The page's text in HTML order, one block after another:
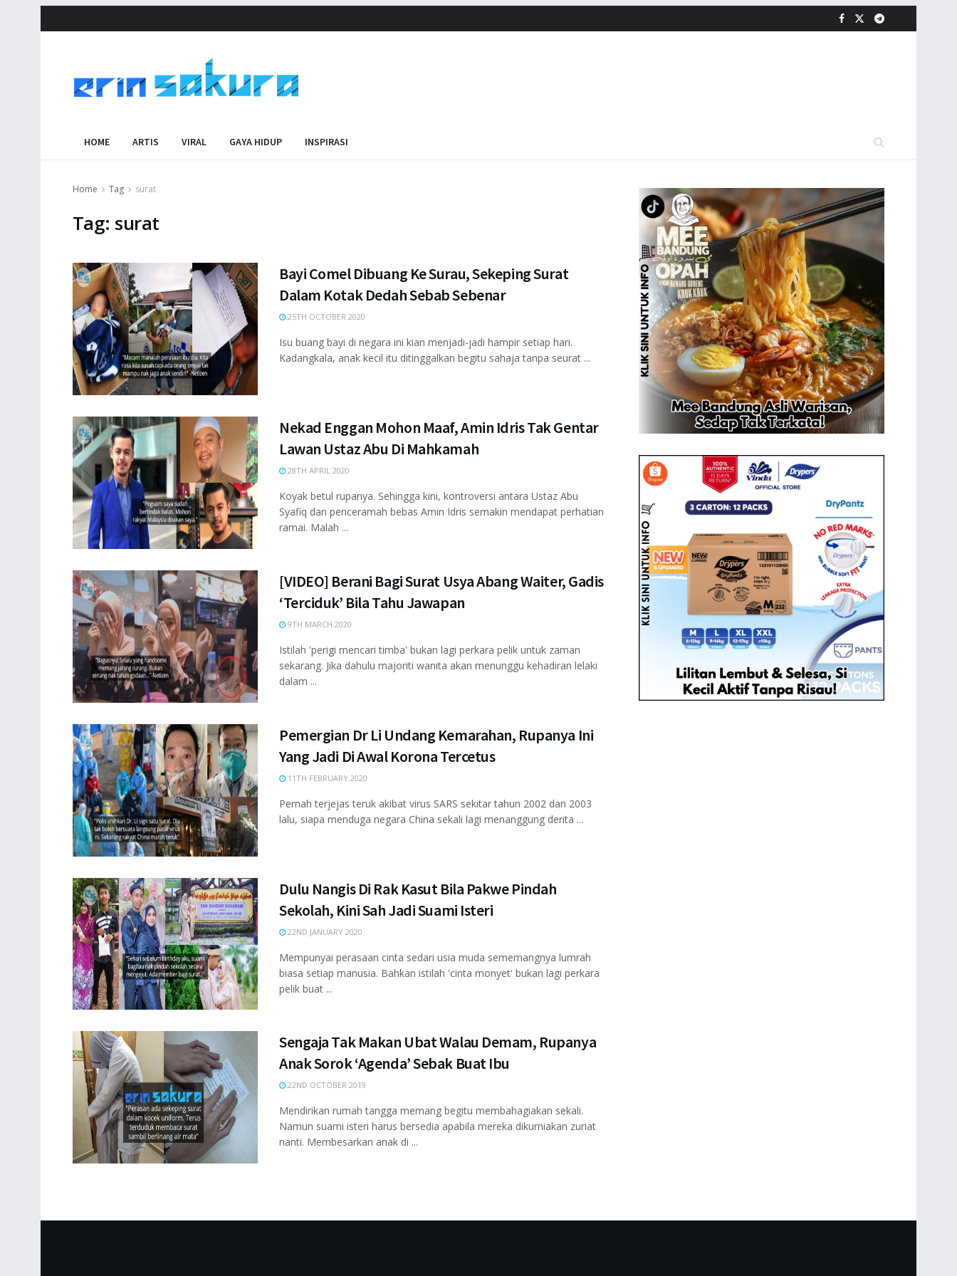
HOME ARTIS VIRAL GAYA HIDUP INSPIRASI
Home Tag surat
Tag: surat
Bayi Comel Dibuang Ke Surau, Sekeping Surat
Dalam Kotak Dedah Sebab Sebenar
25TH OCTOBER 2020
Isu buang bayi di negara ini kian menjadi-jadi hampir setiap hari.
Kadangkala, anak kecil itu ditinggalkan begitu sahaja tanpa seurat ...
Nekad Enggan Mohon Maaf, Amin Idris Tak Gentar
Lawan Ustaz Abu Di Mahkamah
28TH APRIL 2020
Koyak betul rupanya. Sehingga kini, kontroversi antara Ustaz Abu
Syafiq dan penceramah bebas Amin Idris semakin mendapat perhatian
ramai. Malah ...
[VIDEO] Berani Bagi Surat Usya Abang Waiter, Gadis
‘Terciduk’ Bila Tahu Jawapan
9TH MARCH 2020
Istilah 'perigi mencari timba' bukan lagi perkara pelik untuk zaman
sekarang. Jika dahulu majoriti wanita akan menunggu kehadiran lelaki
dalam ...
Pemergian Dr Li Undang Kemarahan, Rupanya Ini
Yang Jadi Di Awal Korona Tercetus
11TH FEBRUARY 2020
Pernah terjejas teruk akibat virus SARS sekitar tahun 2002 dan 2003
lalu, siapa menduga negara China sekali lagi menanggung derita ...
Dulu Nangis Di Rak Kasut Bila Pakwe Pindah
Sekolah, Kini Sah Jadi Suami Isteri
22ND JANUARY 2020
Mempunyai perasaan cinta sedari usia muda sememangnya lumrah
biasa setiap manusia. Bahkan istilah 'cinta monyet' bukan lagi perkara
pelik buat ...
Sengaja Tak Makan Ubat Walau Demam, Rupanya
Anak Sorok ‘Agenda’ Sebak Buat Ibu
22ND OCTOBER 2019
Mendirikan rumah tangga memang begitu membahagiakan sekali.
Namun suami isteri harus bersedia apabila mereka dikurniakan zuriat
nanti. Membesarkan anak di ...